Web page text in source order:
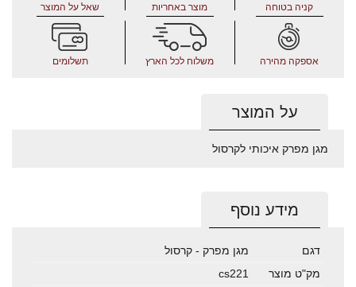
קניה בטוחה מוצר באחריות שאל על המוצר
אספקה מהירה משלוח לכל הארץ תשלומים
על המוצר
מגן מפרק איכותי לקרסול
מידע נוסף
דגם
מגן מפרק - קרסול
מק"ט מוצר
cs221